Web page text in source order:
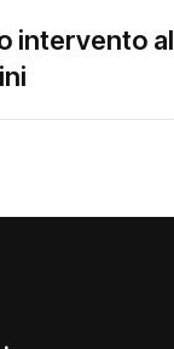
intervento al